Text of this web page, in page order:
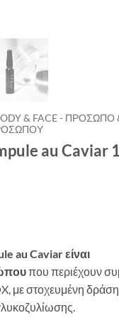
& FACE -
au Caviar
au Caviar είναι
που περιέχουν
μεστοχευμένη δράση